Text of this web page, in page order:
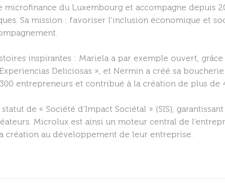
du Luxembourg et accompagne depuis
Sa mission : favoriser l’inclusion économique et
inspirantes : Mariela a par exemple ouvert,
Deliciosas », et Nermin a créé sa
entrepreneurs et contribué à la création de plus de
de « Société d’Impact Sociétal » (SIS),
Microlux est ainsi un moteur central de
création au développement de leur entreprise.